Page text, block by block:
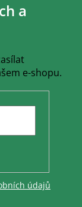
a
e-shopu.
údajů